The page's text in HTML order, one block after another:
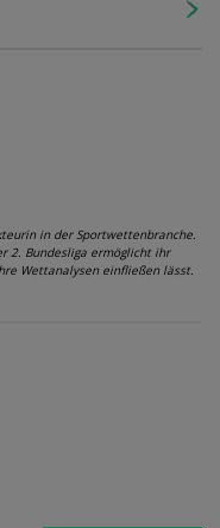
in der Sportwettenbranche.
2. Bundesliga ermöglicht ihr
Wettanalysen einfließen lässt.